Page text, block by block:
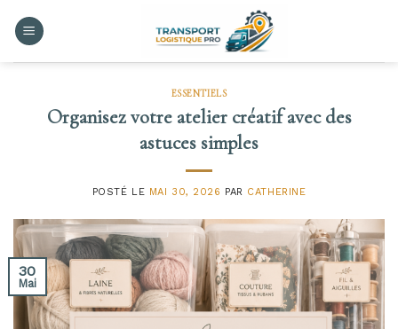
ESSENTIELS
Organisez votre atelier créatif avec des
astuces simples
POSTÉ LE MAI 30, 2026 PAR CATHERINE
30
Mai